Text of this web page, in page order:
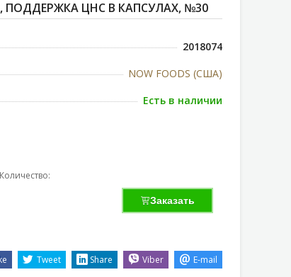
ПОДДЕРЖКА ЦНС В КАПСУЛАХ, №30
2018074
NOW FOODS (США)
Есть в наличии
Количество:
Заказать
Tweet Share Viber E-mail